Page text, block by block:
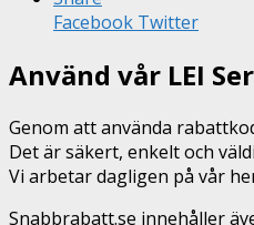
Facebook Twitter
Använd vår LEI
Genom att använda
Det är säkert, enkelt och
Vi arbetar dagligen på vår
Snabbrabatt.se innehåller